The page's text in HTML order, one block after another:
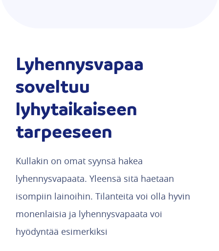
Lyhennysvapaa
soveltuu
lyhytaikaiseen
tarpeeseen
Kullakin on omat syynsä hakea
lyhennysvapaata. Yleensä sitä haetaan
isompiin lainoihin. Tilanteita voi olla hyvin
monenlaisia ja lyhennysvapaata voi
hyödyntää esimerkiksi